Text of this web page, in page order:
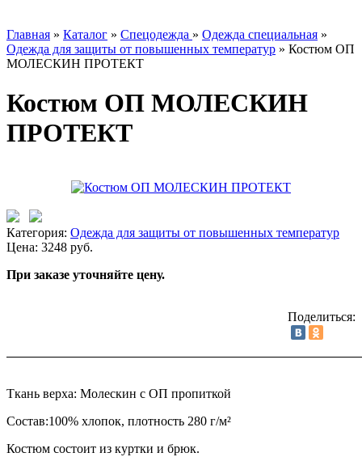
Главная » Каталог » Спецодежда » Одежда специальная »
Одежда для защиты от повышенных температур » Костюм ОП
МОЛЕСКИН ПРОТЕКТ
Костюм ОП МОЛЕСКИН
ПРОТЕКТ
Категория: Одежда для защиты от повышенных температур
Цена: 3248 руб.
При заказе уточняйте цену.
Поделиться:
Ткань верха: Молескин с ОП пропиткой
Состав:100% хлопок, плотность 280 г/м²
Костюм состоит из куртки и брюк.